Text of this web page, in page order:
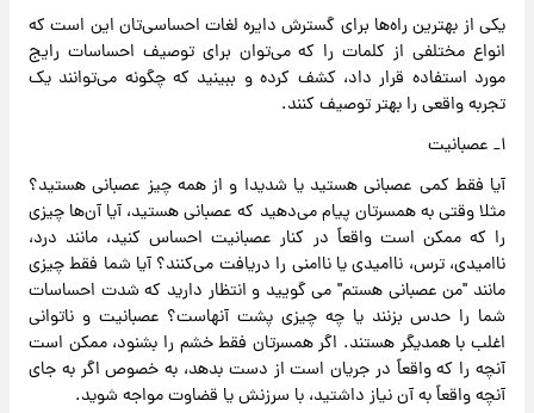
یکی از بهترین راه‌ها برای گسترش دایره لغات احساسی‌تان این است که
انواع مختلفی از کلمات را که می‌توان برای توصیف احساسات رایج
مورد استفاده قرار داد، کشف کرده و ببینید که چگونه می‌توانند یک
تجربه واقعی را بهتر توصیف کنند.
۱_ عصبانیت
آیا فقط کمی عصبانی هستید یا شدیدا و از همه چیز عصبانی هستید؟
مثلا وقتی به همسرتان پیام می‌دهید که عصبانی هستید، آیا آن‌ها چیزی
را که ممکن است واقعاً در کنار عصبانیت احساس کنید، مانند درد،
ناامیدی، ترس، ناامیدی یا ناامنی را دریافت می‌کنند؟ آیا شما فقط چیزی
مانند "من عصبانی هستم" می گویید و انتظار دارید که شدت احساسات
شما را حدس بزنند یا چه چیزی پشت آنهاست؟ عصبانیت و ناتوانی
اغلب با همدیگر هستند. اگر همسرتان فقط خشم را بشنود، ممکن است
آنچه را که واقعاً در جریان است از دست بدهد، به خصوص اگر به جای
آنچه واقعاً به آن نیاز داشتید، با سرزنش یا قضاوت مواجه شوید.